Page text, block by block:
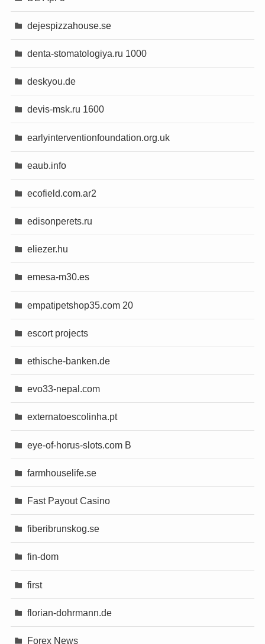
dejespizzahouse.se
denta-stomatologiya.ru 1000
deskyou.de
devis-msk.ru 1600
earlyinterventionfoundation.org.uk
eaub.info
ecofield.com.ar2
edisonperets.ru
eliezer.hu
emesa-m30.es
empatipetshop35.com 20
escort projects
ethische-banken.de
evo33-nepal.com
externatoescolinha.pt
eye-of-horus-slots.com B
farmhouselife.se
Fast Payout Casino
fiberibrunskog.se
fin-dom
first
florian-dohrmann.de
Forex News